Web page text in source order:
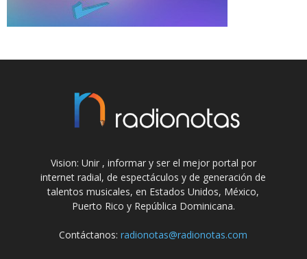
Vision: Unir , informar y ser el mejor portal por
internet radial, de espectáculos y de generación de
talentos musicales, en Estados Unidos, México,
Puerto Rico y República Dominicana.
Contáctanos:radionotas@radionotas.com